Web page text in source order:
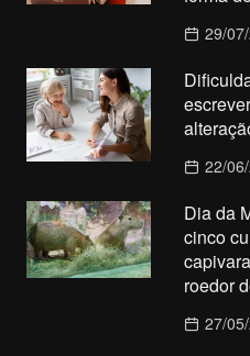
29/
22/
Dia da
cinco
roedor
27/